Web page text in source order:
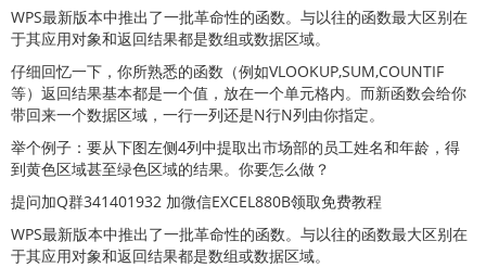
WPS最新版本中推出了一批革命性的函数。与以往的函数最大区别在
于其应用对象和返回结果都是数组或数据区域。
仔细回忆一下，你所熟悉的函数（例如VLOOKUP,SUM,COUNTIF
等）返回结果基本都是一个值，放在一个单元格内。而新函数会给你
带回来一个数据区域，一行一列还是N行N列由你指定。
举个例子：要从下图左侧4列中提取出市场部的员工姓名和年龄，得
到黄色区域甚至绿色区域的结果。你要怎么做？
提问加Q群341401932 加微信EXCEL880B领取免费教程
WPS最新版本中推出了一批革命性的函数。与以往的函数最大区别在
于其应用对象和返回结果都是数组或数据区域。